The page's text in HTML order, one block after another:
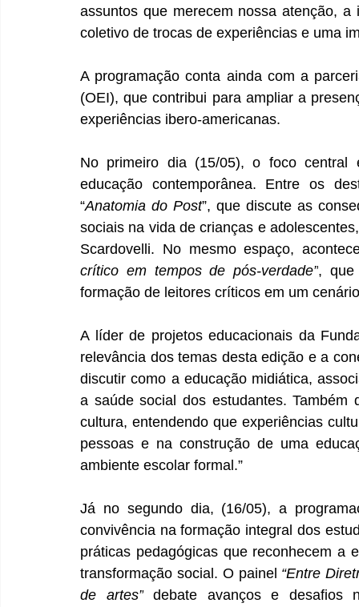
assuntos que merecem nossa atenção,
coletivo de trocas de experiências e uma
A programação conta ainda com a
(OEI), que contribui para ampliar a
experiências ibero-americanas.
No primeiro dia (15/05), o foco central
educação contemporânea. Entre os
“Anatomia do Post”, que discute as
sociais na vida de crianças e
Scardovelli. No mesmo espaço,
crítico em tempos de pós-verdade”, que
formação de leitores críticos em um
A líder de projetos educacionais da
relevância dos temas desta edição e a
discutir como a educação midiática,
a saúde social dos estudantes.
cultura, entendendo que experiências
pessoas e na construção de uma
ambiente escolar formal.”
Já no segundo dia, (16/05), a
convivência na formação integral dos
práticas pedagógicas que reconhecem a
transformação social. O painel “Entre
de artes” debate avanços e desafios